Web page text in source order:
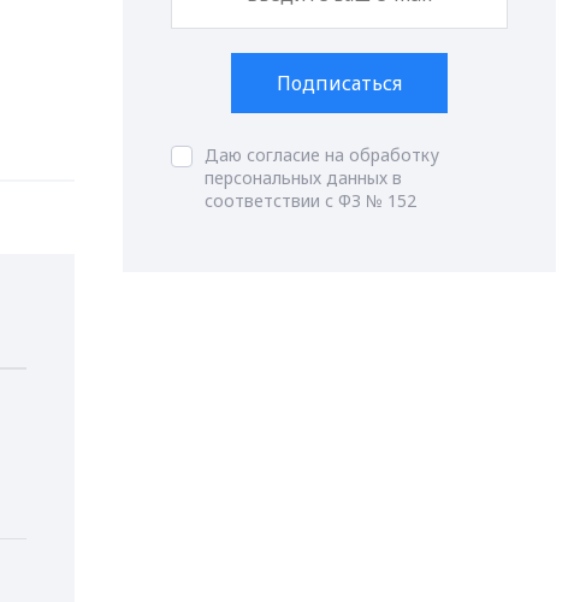
Подписаться
Даю согласие на обработку
персональных данных в
соответствии с ФЗ № 152